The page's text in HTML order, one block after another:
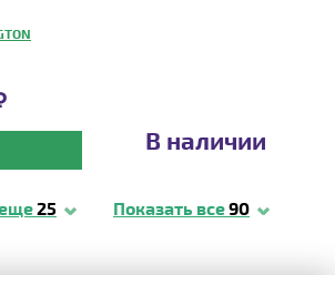
В наличии
25 Показать все90